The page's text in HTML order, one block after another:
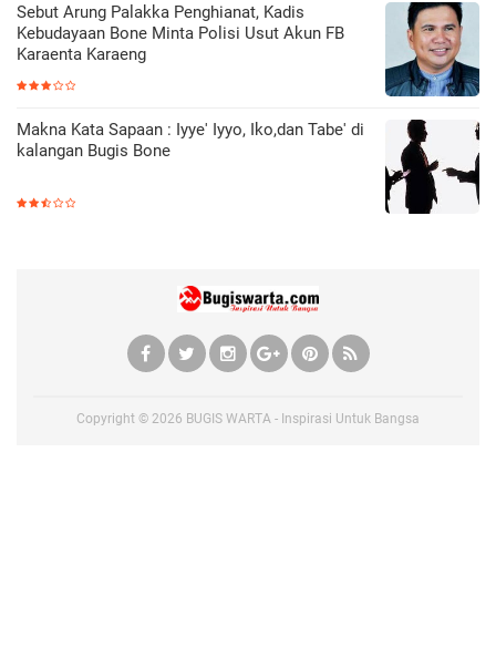
Sebut Arung Palakka Penghianat, Kadis
Kebudayaan Bone Minta Polisi Usut Akun FB
Karaenta Karaeng
Makna Kata Sapaan : Iyye' Iyyo, Iko,dan Tabe' di
kalangan Bugis Bone
Copyright © 2026 BUGIS WARTA - Inspirasi Untuk Bangsa